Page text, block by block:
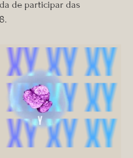
de participar das